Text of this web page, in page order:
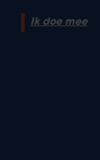
Ik doe mee